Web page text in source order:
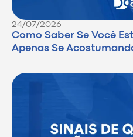
24/07/2026
Como Saber Se Você
Apenas Se